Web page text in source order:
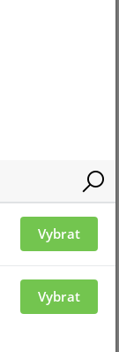
od podkladu
Vybrat
Vybrat